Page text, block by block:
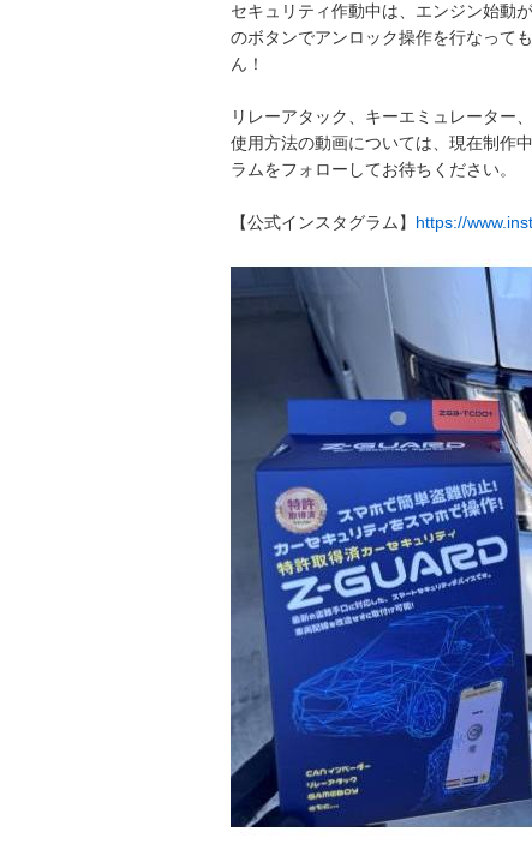
セキュリティ作動中は、エンジン始動
のボタンでアンロック操作を行なって
ん！
リレーアタック、キーエミュレーター
使用方法の動画については、現在制作
ラムをフォローしてお待ちください。
【公式インスタグラム】 https://